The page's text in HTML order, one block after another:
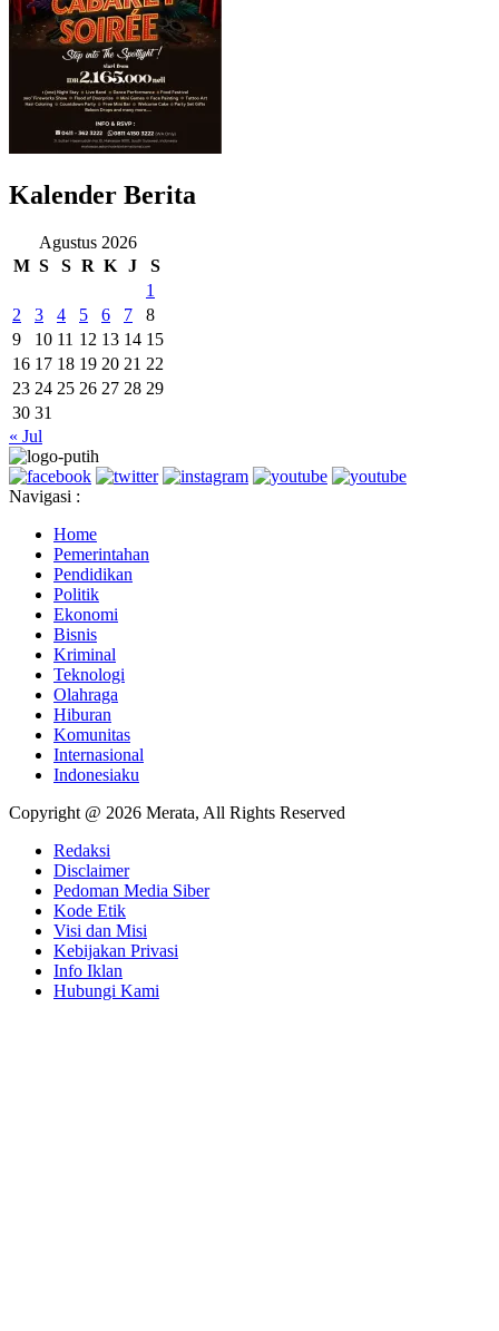
Kalender Berita
Agustus 2026
M S S R K J
S
1
2
3 4 5 6 7
8
9
10 11 12 13 14 15
16 17 18 19 20 21 22
23 24 25 26 27 28 29
30 31
« Jul
Navigasi :
Home
Pemerintahan
Pendidikan
Politik
Ekonomi
Bisnis
Kriminal
Teknologi
Olahraga
Hiburan
Komunitas
Internasional
Indonesiaku
Copyright @ 2026 Merata, All Rights Reserved
Redaksi
Disclaimer
Pedoman Media Siber
Kode Etik
Visi dan Misi
Kebijakan Privasi
Info Iklan
Hubungi Kami